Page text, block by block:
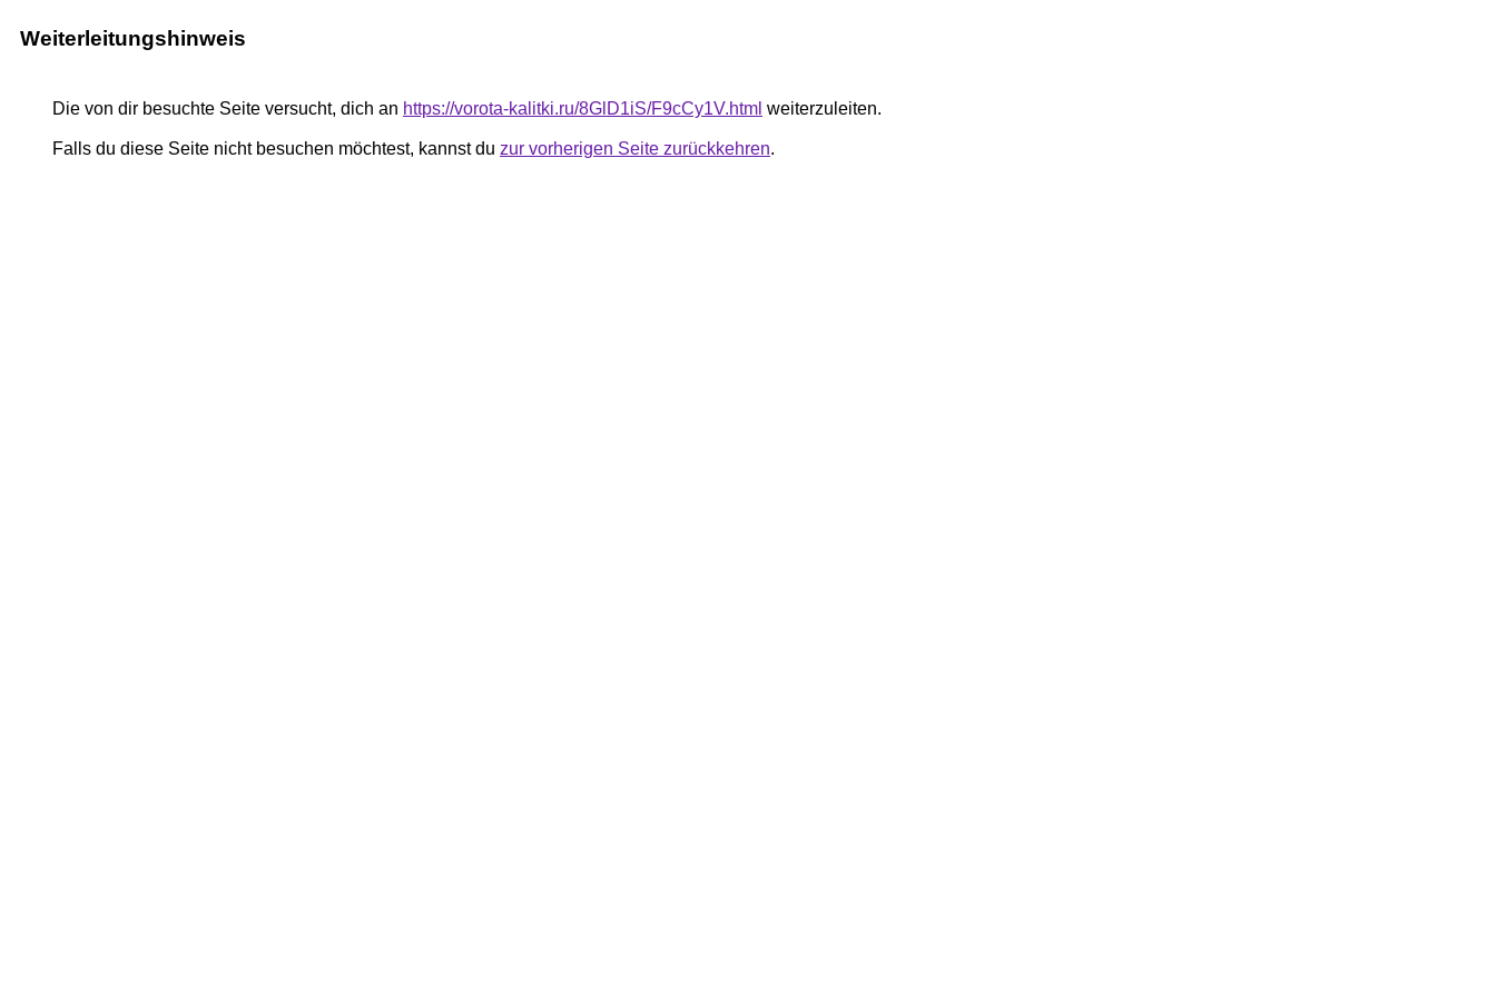
Weiterleitungshinweis
Die von dir besuchte Seite versucht, dich an https://vorota-kalitki.ru/8GlD1iS/F9cCy1V.html weiterzuleiten.
Falls du diese Seite nicht besuchen möchtest, kannst du zur vorherigen Seite zurückkehren.